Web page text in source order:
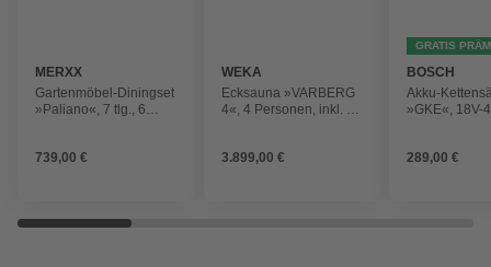
MERXX
Gartenmöbel-Diningset
»Paliano«, 7 tlg., 6
739,00 €
WEKA
Ecksauna »VARBERG
4«, 4 Personen, inkl. 9
3.899,00 €
GRATIS
BOSCH
Akku-
»GKE«, 18V-
289,00 €